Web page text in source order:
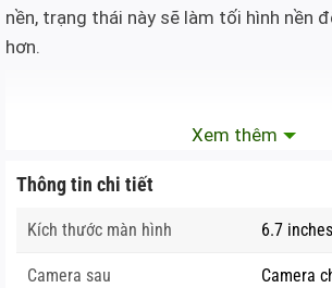
nền, trạng thái này sẽ làm tối hình nền
hơn.
iPhone 14 Pro Max được trang bị bộ vi
lượng, màn hình và camera với con chip
CPU sáu nhân bao gồm hai nhân hiệu
Xem thêm
Thông tin chi tiết
Kích thước màn hình 6.7 inches
Camera sau
Camera